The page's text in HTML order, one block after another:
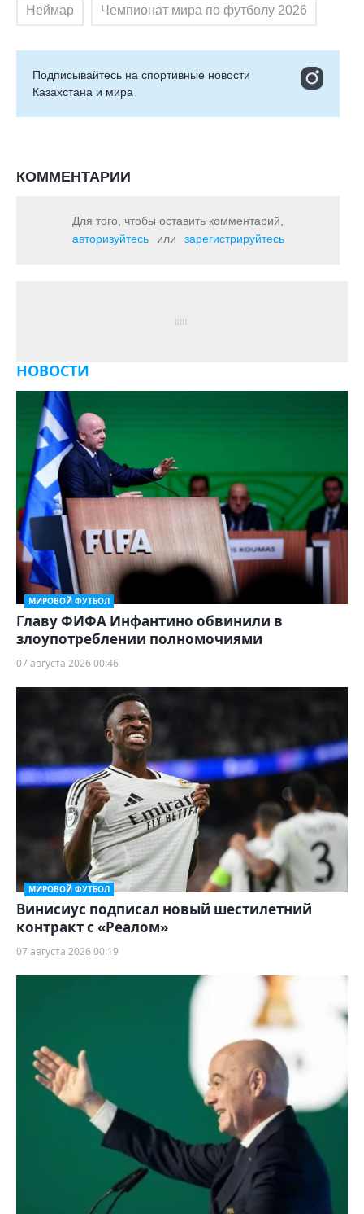
Неймар Чемпионат мира по футболу 2026
Подписывайтесь на cпортивные новости
Казахстана и мира
КОММЕНТАРИИ
Для того, чтобы оставить комментарий,
авторизуйтесь
или зарегистрируйтесь
НОВОСТИ
МИРОВОЙ ФУТБОЛ
Главу ФИФА Инфантино обвинили в
злоупотреблении полномочиями
07 августа 2026 00:46
МИРОВОЙ ФУТБОЛ
Винисиус подписал новый шестилетний
контракт с «Реалом»
07 августа 2026 00:19